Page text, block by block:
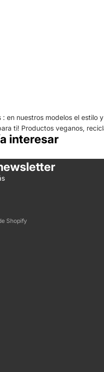
en nuestros modelos el
ti! Productos veganos,
interesar
Shopify